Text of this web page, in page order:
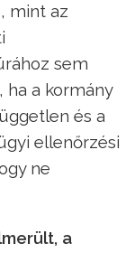
mint az
sem
ha a kormány
és a
ellenőrzési
ne
a